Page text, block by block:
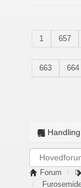
1 657
663
664
Handling
Forum